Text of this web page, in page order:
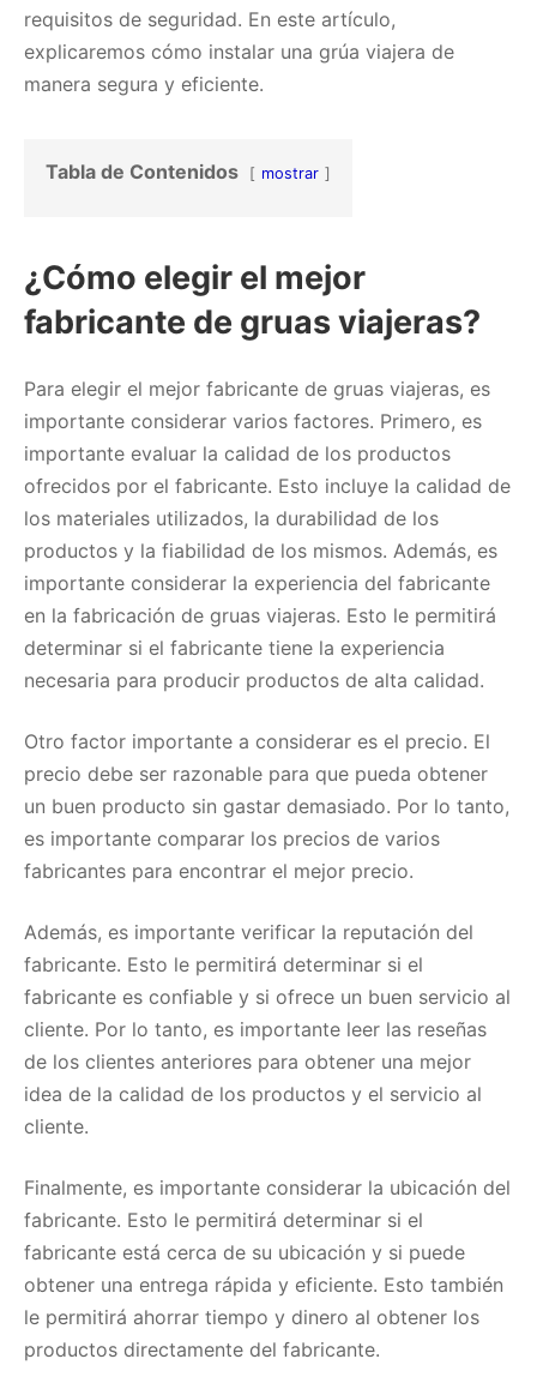
requisitos de seguridad. En este artículo,
explicaremos cómo instalar una grúa viajera de
manera segura y eficiente.
Tabla de Contenidos mostrar
¿Cómo elegir el mejor
fabricante de gruas viajeras?
Para elegir el mejor fabricante de gruas viajeras, es
importante considerar varios factores. Primero, es
importante evaluar la calidad de los productos
ofrecidos por el fabricante. Esto incluye la calidad de
los materiales utilizados, la durabilidad de los
productos y la fiabilidad de los mismos. Además, es
importante considerar la experiencia del fabricante
en la fabricación de gruas viajeras. Esto le permitirá
determinar si el fabricante tiene la experiencia
necesaria para producir productos de alta calidad.
Otro factor importante a considerar es el precio. El
precio debe ser razonable para que pueda obtener
un buen producto sin gastar demasiado. Por lo tanto,
es importante comparar los precios de varios
fabricantes para encontrar el mejor precio.
Además, es importante verificar la reputación del
fabricante. Esto le permitirá determinar si el
fabricante es confiable y si ofrece un buen servicio al
cliente. Por lo tanto, es importante leer las reseñas
de los clientes anteriores para obtener una mejor
idea de la calidad de los productos y el servicio al
cliente.
Finalmente, es importante considerar la ubicación del
fabricante. Esto le permitirá determinar si el
fabricante está cerca de su ubicación y si puede
obtener una entrega rápida y eficiente. Esto también
le permitirá ahorrar tiempo y dinero al obtener los
productos directamente del fabricante.